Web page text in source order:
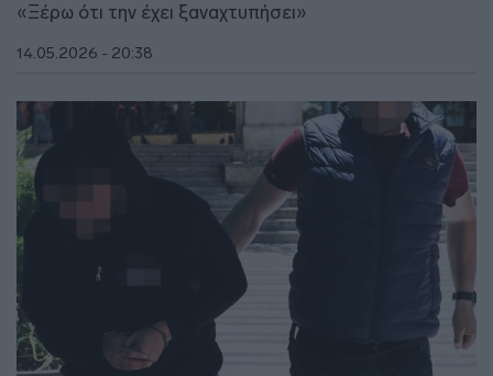
«Ξέρω ότι την έχει ξαναχτυπήσει»
14.05.2026 - 20:38